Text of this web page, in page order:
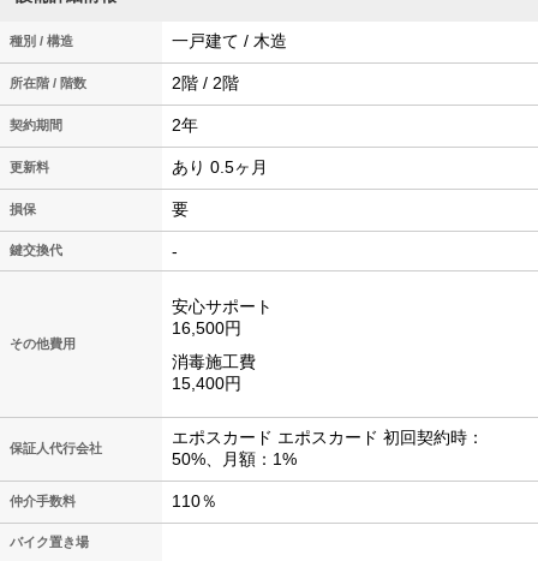
種別 / 構造 一戸建て / 木造
所在階 / 階数 2階 / 2階
契約期間 2年
更新料 あり 0.5ヶ月
損保 要
鍵交換代 -
その他費用
安心サポート
16,500円
消毒施工費
15,400円
保証人代行会社
エポスカード エポスカード 初回契約時：
50%、月額：1%
仲介手数料 110％
バイク置き場